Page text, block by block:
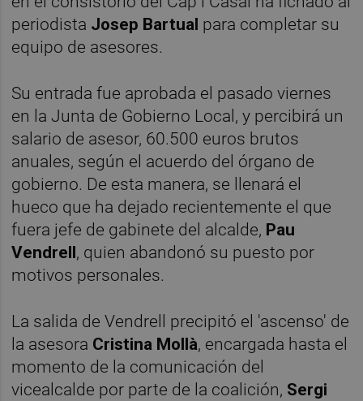
periodista Josep Bartual para completar su
equipo de asesores.
Su entrada fue aprobada el pasado viernes
en la Junta de Gobierno Local, y percibirá un
salario de asesor, 60.500 euros brutos
anuales, según el acuerdo del órgano de
gobierno. De esta manera, se llenará el
hueco que ha dejado recientemente el que
fuera jefe de gabinete del alcalde, Pau
Vendrell, quien abandonó su puesto por
motivos personales.
La salida de Vendrell precipitó el 'ascenso' de
la asesora Cristina Mollà, encargada hasta el
momento de la comunicación del
vicealcalde por parte de la coalición, Sergi